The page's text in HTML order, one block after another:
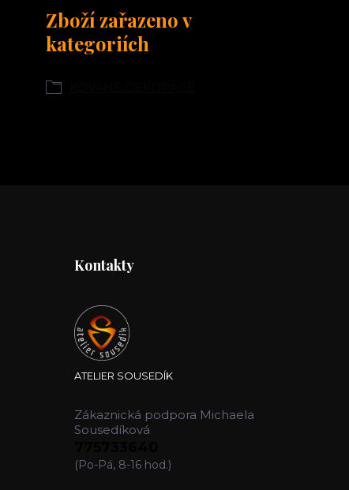
Zboží zařazeno v
kategoriích
Kontakty
ATELIER SOUSEDÍK
Zákaznická podpora Michaela
Sousedíková
(Po-Pá, 8-16 hod.)